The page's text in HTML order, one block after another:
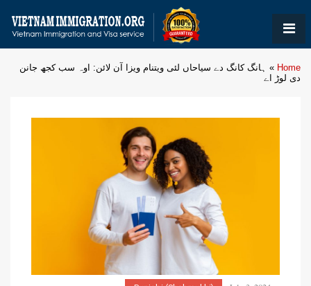
Home
» ہانگ کانگ دے سیاحاں لئی ویتنام ویزا آن لائن: اوہ سب کجھ جانن
دی لوڑ اے